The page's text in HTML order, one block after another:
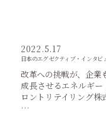
2022.5.17
日本のエグゼクティブ・インタビ
改革への挑戦が、企業
成長させるエネルギー
ロントリテイリング株
…